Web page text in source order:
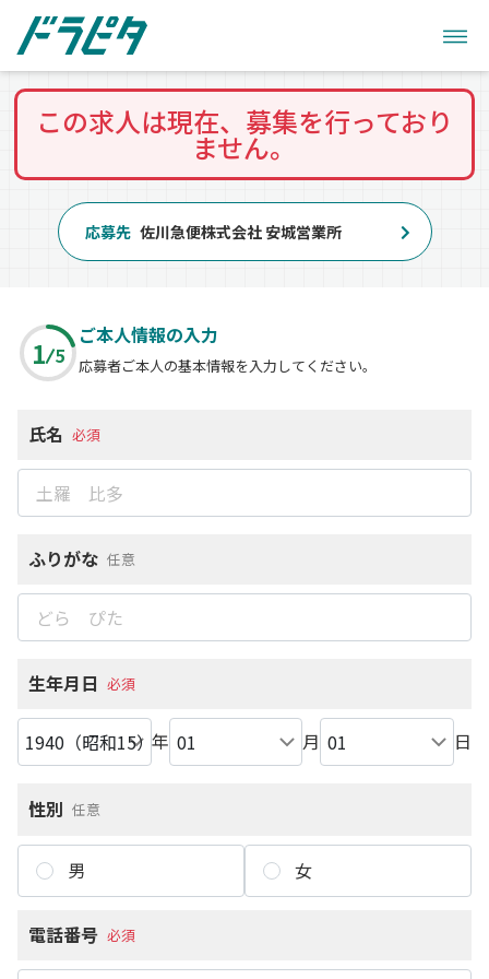
この求人は現在、募集を行っており
ません。
応募先 佐川急便株式会社 安城営業所
1 5
ご本人情報の入力
応募者ご本人の基本情報を入力してください。
氏名 必須
ふりがな 任意
生年月日 必須
年 月 日
性別 任意
男 女
電話番号 必須